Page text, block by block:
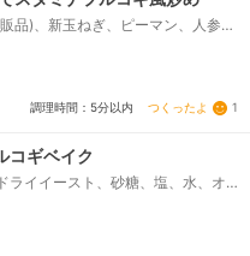
品)、新玉ねぎ、ピーマン、人参、
◇オイスターソース、◇豆板醤、
調理時間：5分以内 つくったよ 1
コギベイク
ライイースト、砂糖、塩、水、オ
サラダ油、プルコギビーフ(コスト